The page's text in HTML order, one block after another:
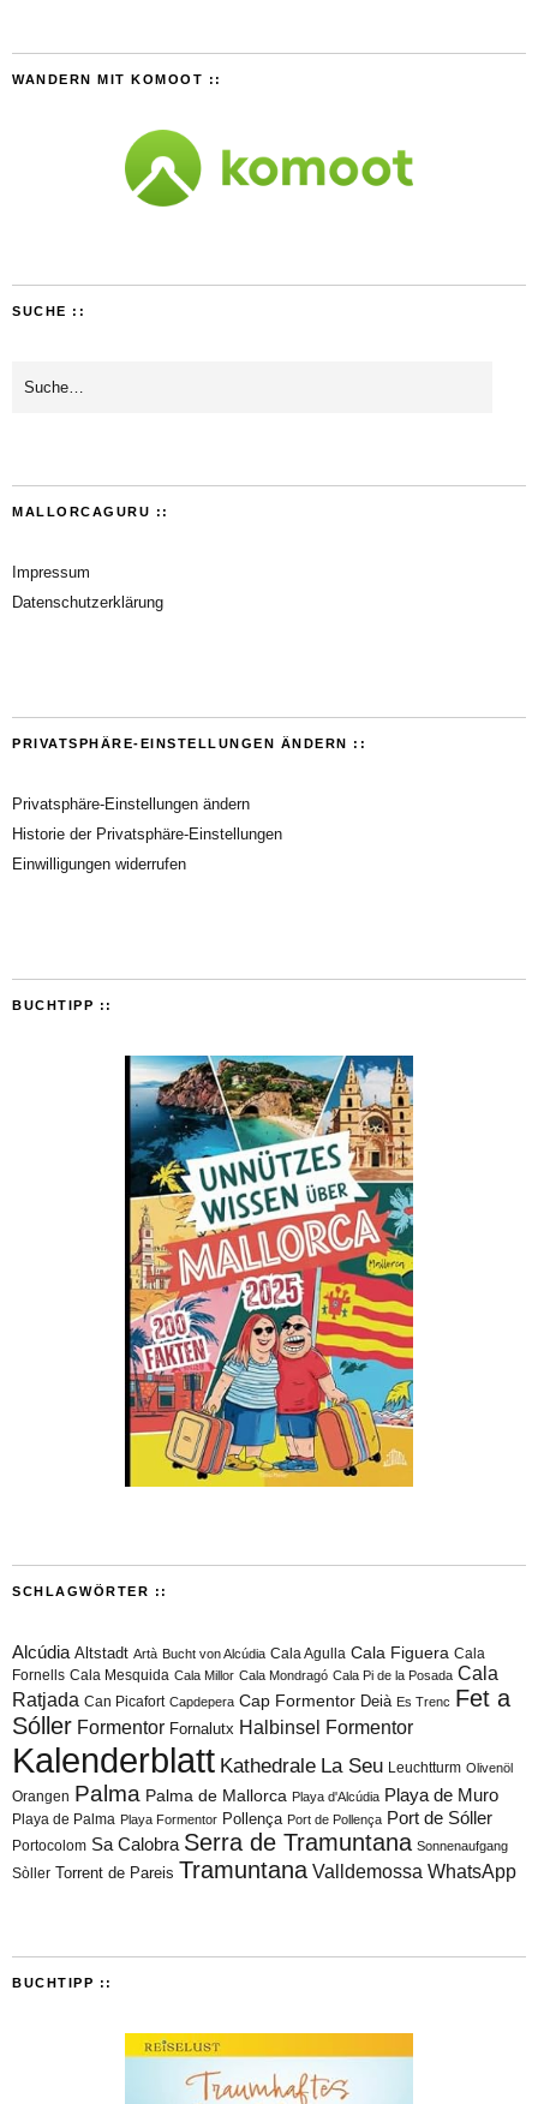
WANDERN MIT KOMOOT ::
SUCHE ::
MALLORCAGURU ::
Impressum
Datenschutzerklärung
PRIVATSPHÄRE-EINSTELLUNGEN ÄNDERN ::
Privatsphäre-Einstellungen ändern
Historie der Privatsphäre-Einstellungen
Einwilligungen widerrufen
BUCHTIPP ::
SCHLAGWÖRTER ::
Alcúdia Altstadt Artà Bucht von Alcúdia Cala Agulla Cala Figuera Cala
Fornells Cala Mesquida Cala Millor Cala Mondragó Cala Pi de la Posada Cala
Ratjada Can Picafort Capdepera Cap Formentor Deià Es Trenc Fet a
Sóller Formentor Fornalutx Halbinsel Formentor
Kalenderblatt Kathedrale La Seu Leuchtturm Olivenöl
Orangen Palma Palma de Mallorca Playa d'Alcúdia Playa de Muro
Playa de Palma Playa Formentor Pollença Port de Pollença Port de Sóller
Portocolom Sa Calobra Serra de Tramuntana Sonnenaufgang
Sòller Torrent de Pareis Tramuntana Valldemossa WhatsApp
BUCHTIPP ::